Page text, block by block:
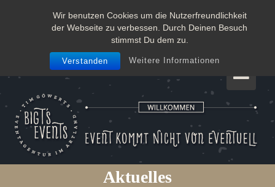
Wir benutzen Cookies um die Nutzerfreundlichkeit
der Webseite zu verbessen. Durch Deinen Besuch
stimmst Du dem zu.
Verstanden Weitere Informationen
Unser neues Werbeschild
Aktuelles